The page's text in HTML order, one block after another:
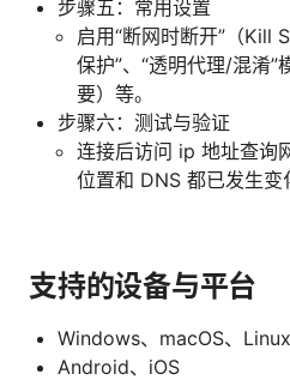
步骤五：常用设置
启用“断网时断开”（Kill
保护”、“透明代理/混淆
要）等。
步骤六：测试与验证
连接后访问 ip 地址查询
位置和 DNS 都已发生变
支持的设备与平台
Windows、macOS、Linux
Android、iOS